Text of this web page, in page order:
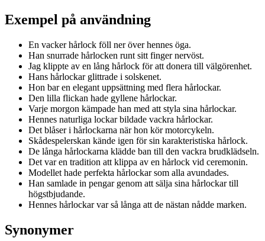
Exempel på användning
En vacker hårlock föll ner över hennes öga.
Han snurrade hårlocken runt sitt finger nervöst.
Jag klippte av en lång hårlock för att donera till välgörenhet.
Hans hårlockar glittrade i solskenet.
Hon bar en elegant uppsättning med flera hårlockar.
Den lilla flickan hade gyllene hårlockar.
Varje morgon kämpade han med att styla sina hårlockar.
Hennes naturliga lockar bildade vackra hårlockar.
Det blåser i hårlockarna när hon kör motorcykeln.
Skådespelerskan kände igen för sin karakteristiska hårlock.
De långa hårlockarna klädde ban till den vackra brudklädseln.
Det var en tradition att klippa av en hårlock vid ceremonin.
Modellet hade perfekta hårlockar som alla avundades.
Han samlade in pengar genom att sälja sina hårlockar till
högstbjudande.
Hennes hårlockar var så långa att de nästan nådde marken.
Synonymer